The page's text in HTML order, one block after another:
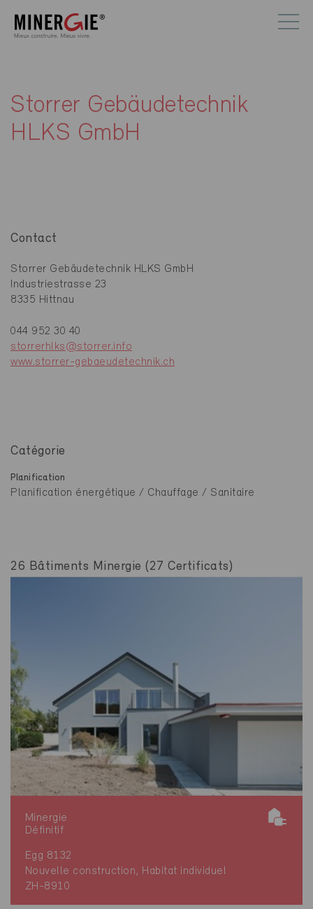
Storrer Gebäudetechnik
HLKS GmbH
Contact
Storrer Gebäudetechnik HLKS GmbH
Industriestrasse 23
8335 Hittnau
044 952 30 40
storrerhlks@storrer.info
www.storrer-gebaeudetechnik.ch
Catégorie
Planification
Planification énergétique / Chauffage / Sanitaire
26 Bâtiments Minergie (27 Certificats)
Minergie
Définitif
Egg 8132
Nouvelle construction, Habitat individuel
ZH-8910